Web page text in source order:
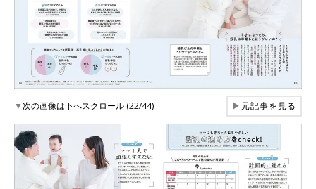
▼次の画像は下へスクロール (22/44) ▶元記事を見る